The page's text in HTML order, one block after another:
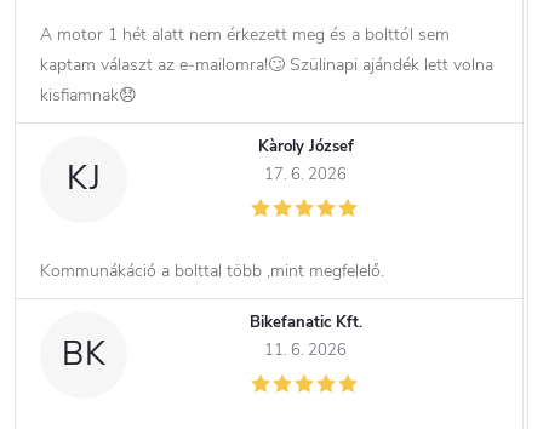
A motor 1 hét alatt nem érkezett meg és a bolttól sem
kaptam választ az e-mailomra!🙄 Szülinapi ajándék lett volna
kisfiamnak😞
KJ
Kàroly József
17. 6. 2026
Kommunákáció a bolttal több ,mint megfelelő.
BK
Bikefanatic Kft.
11. 6. 2026